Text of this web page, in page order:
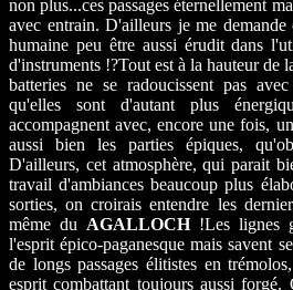
non plus...ces passages éternellement
avec entrain. D'ailleurs je me
humaine peu être aussi érudit dans
d'instruments !?Tout est à la hauteur de
batteries ne se radoucissent pas
qu'elles sont d'autant plus
accompagnent avec, encore une fois,
aussi bien les parties épiques,
D'ailleurs, cet atmosphère, qui parait
travail d'ambiances beaucoup plus
sorties, on croirais entendre les
même du AGALLOCH!Les lignes
l'esprit épico-paganesque mais savent
de longs passages élitistes en
esprit combattant toujours aussi